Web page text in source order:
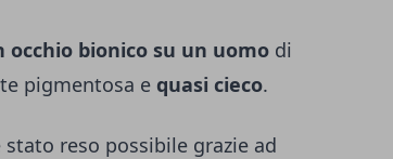
occhio bionico su un uomo di
pigmentosa e quasi cieco.
reso possibile grazie ad